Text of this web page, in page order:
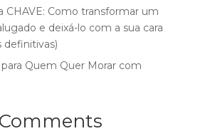
CHAVE: Como transformar um
e deixá-lo com a sua cara
definitivas)
Quem Quer Morar com